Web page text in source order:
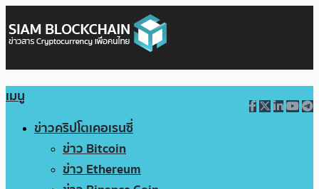
เมนู
ข่าวคริปโตเคอเรนซี่
ข่าว Bitcoin
ข่าว Ethereum